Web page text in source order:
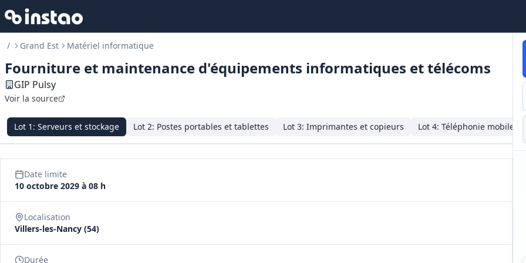
/ Grand Est Matériel informatique
Fourniture et maintenance d'équipements informatiques et télécoms
GIP Pulsy
Voir la source
Lot 1 : Serveurs et stockage Lot 2: Postes portables et tablettes Lot 3: Imprimantes et copieurs Lot 4: Téléphonie mobile
Date limite
10 octobre 2029 à 08 h
Localisation
Villers‑les‑Nancy (54)
Durée